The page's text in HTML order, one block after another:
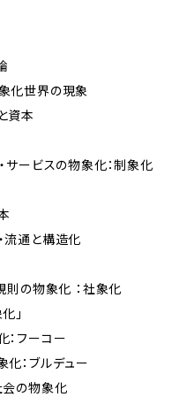
世界の現象
本
サービスの物象化：制象化
通と構造化
則の物象化 ：社象化
」
フーコー
ブルデュー
の物象化